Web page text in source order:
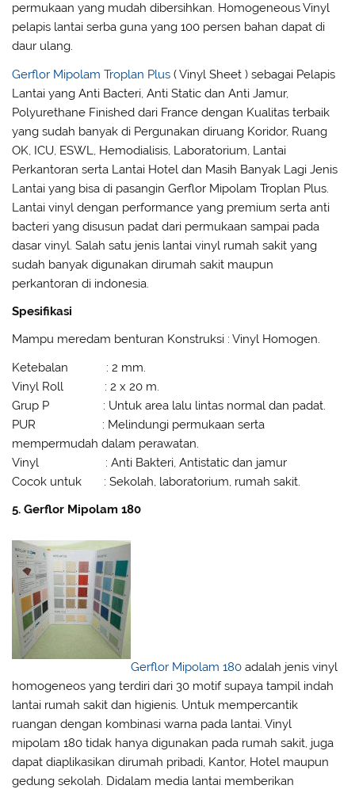
permukaan yang mudah dibersihkan. Homogeneous Vinyl
pelapis lantai serba guna yang 100 persen bahan dapat di
daur ulang.
Gerflor Mipolam Troplan Plus ( Vinyl Sheet ) sebagai Pelapis
Lantai yang Anti Bacteri, Anti Static dan Anti Jamur,
Polyurethane Finished dari France dengan Kualitas terbaik
yang sudah banyak di Pergunakan diruang Koridor, Ruang
OK, ICU, ESWL, Hemodialisis, Laboratorium, Lantai
Perkantoran serta Lantai Hotel dan Masih Banyak Lagi Jenis
Lantai yang bisa di pasangin Gerflor Mipolam Troplan Plus.
Lantai vinyl dengan performance yang premium serta anti
bacteri yang disusun padat dari permukaan sampai pada
dasar vinyl. Salah satu jenis lantai vinyl rumah sakit yang
sudah banyak digunakan dirumah sakit maupun
perkantoran di indonesia.
Spesifikasi
Mampu meredam benturan Konstruksi : Vinyl Homogen.
Ketebalan : 2 mm.
Vinyl Roll : 2 x 20 m.
Grup P : Untuk area lalu lintas normal dan padat.
PUR : Melindungi permukaan serta
mempermudah dalam perawatan.
Vinyl : Anti Bakteri, Antistatic dan jamur
Cocok untuk : Sekolah, laboratorium, rumah sakit.
5. Gerflor Mipolam 180
Gerflor Mipolam 180 adalah jenis vinyl
homogeneos yang terdiri dari 30 motif supaya tampil indah
lantai rumah sakit dan higienis. Untuk mempercantik
ruangan dengan kombinasi warna pada lantai. Vinyl
mipolam 180 tidak hanya digunakan pada rumah sakit, juga
dapat diaplikasikan dirumah pribadi, Kantor, Hotel maupun
gedung sekolah. Didalam media lantai memberikan